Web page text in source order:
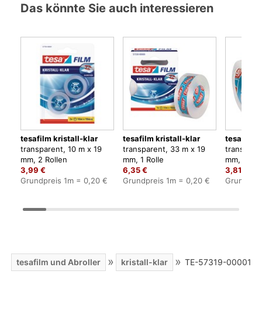
Das könnte Sie auch interessieren
tesafilm kristall-klar
transparent, 10 m x 19
mm, 2 Rollen
3,99 €
Grundpreis 1m = 0,20 €
tesafilm kristall-klar
transparent, 33 m x 19
mm, 1 Rolle
6,35 €
Grundpreis 1m = 0,20 €
tesafilm
mm, 3
3,81 €
tesafilm und Abroller » kristall-klar » TE-57319-00001